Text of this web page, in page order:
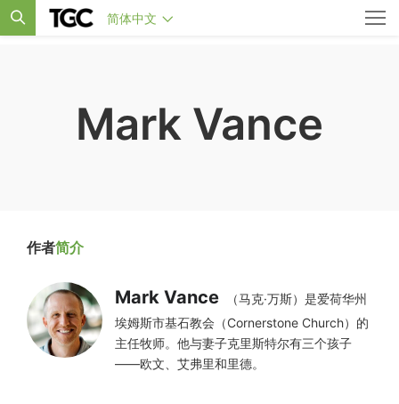
简体中文
Mark Vance
作者简介
Mark Vance
（马克·万斯）是爱荷华州
埃姆斯市基石教会（Cornerstone Church）的
主任牧师。他与妻子克里斯特尔有三个孩子
——欧文、艾弗里和里德。